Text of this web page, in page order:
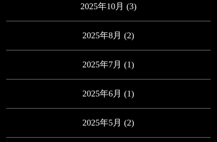
2025年10月 (3)
2025年8月 (2)
2025年7月 (1)
2025年6月 (1)
2025年5月 (2)